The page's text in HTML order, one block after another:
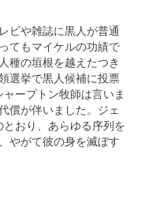
ビや雑誌に黒人が普通
てもマイケルの功績で
種の垣根を越えたつき
選挙で黒人候補に投票
ープトン牧師は言いま
償が伴いました。ジェ
おり、あらゆる序列を
やがて彼の身を滅ぼす